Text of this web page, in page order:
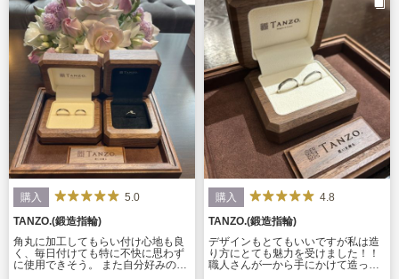
購入
5.0
TANZO.(鍛造指輪)
角丸に加工してもらい付け心地も良
く、毎日付けても特に不快に思わず
に使用できそう。 また自分好みの小
購入
4.8
TANZO.(鍛造指輪)
デザインもとてもいいですが私は造
り方にとても魅力を受けました！！
職人さんが一から手にかけて造って